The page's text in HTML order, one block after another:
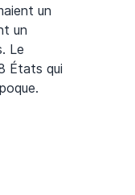
un
un
Le
États qui